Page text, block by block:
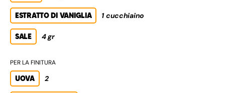
ESTRATTO DI VANIGLIA 1 cucchiaino
SALE 4 gr
PER LA FINITURA
UOVA 2